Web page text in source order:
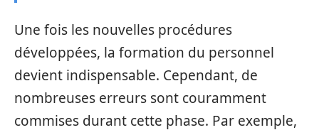
Une fois les nouvelles procédures
développées, la formation du personnel
devient indispensable. Cependant, de
nombreuses erreurs sont couramment
commises durant cette phase. Par exemple,